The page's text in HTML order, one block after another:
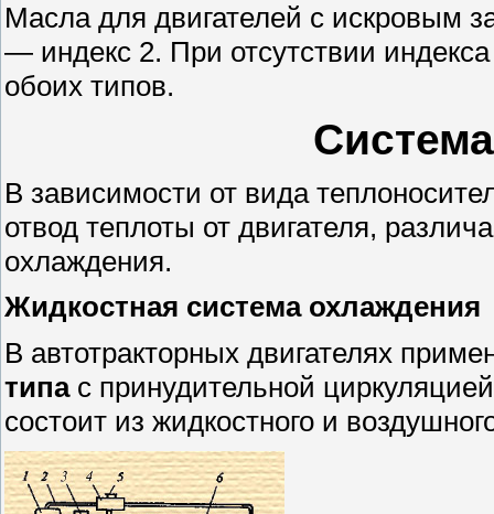
Масла для двигателей с искровым
— индекс 2. При отсутствии
обоих типов.
В зависимости от вида
отвод теплоты от двигателя,
охлаждения.
Жидкостная система охлаждения
В автотракторных двигателях
типа с принудительной
состоит из жидкостного и